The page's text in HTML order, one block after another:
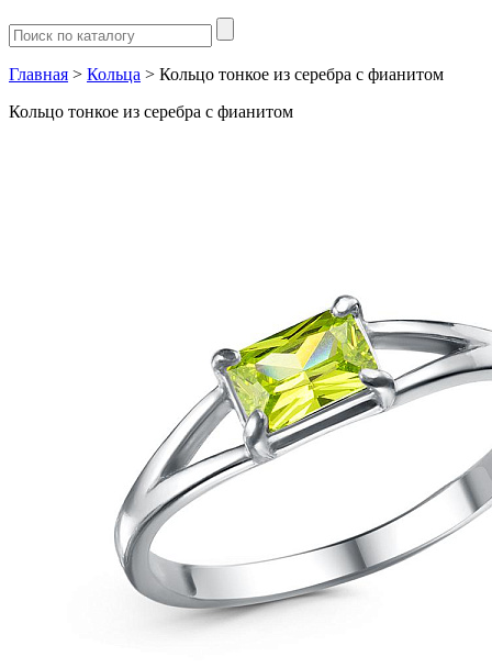
Главная > Кольца > Кольцо тонкое из серебра с фианитом
Кольцо тонкое из серебра с фианитом